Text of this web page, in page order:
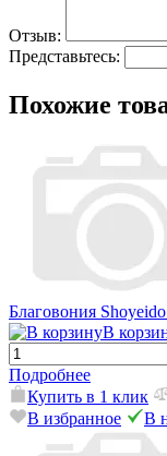
Отзыв:
Представьтесь:
Похожие
Благовония
В
Подробнее
Купить в 1 клик
В избранное
В